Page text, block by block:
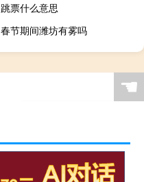
跳票什么意思
春节期间潍坊有雾吗
☚